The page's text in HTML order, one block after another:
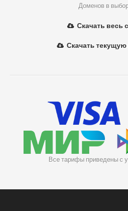
Доменов в
Скачать весь
Скачать
Все тарифы приведены с